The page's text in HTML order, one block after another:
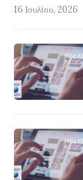
16 Ιουλίου, 2026